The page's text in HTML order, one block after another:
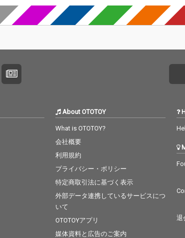
About OTOTOY
What is OTOTOY?
会社概要
利用規約
プライバシー・ポリシー
特定商取引法に基づく表示
外部データ連携しているサービスにつ
いて
OTOTOYアプリ
媒体資料と広告のご案内
退